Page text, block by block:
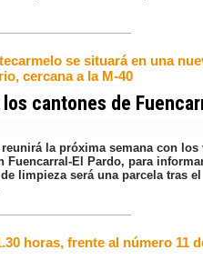
se situará en una
cercana a la M-40
cantones de
la próxima semana con los
Fuencarral-El Pardo, para
limpieza será una parcela tras el
horas, frente al número 11